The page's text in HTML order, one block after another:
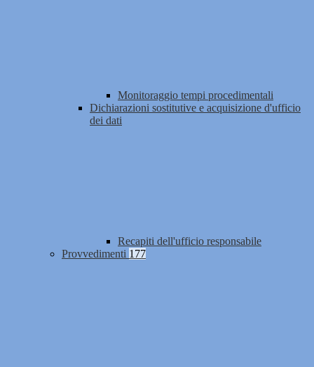
Monitoraggio tempi procedimentali
Dichiarazioni sostitutive e acquisizione d'ufficio
dei dati
Recapiti dell'ufficio responsabile
Provvedimenti 177